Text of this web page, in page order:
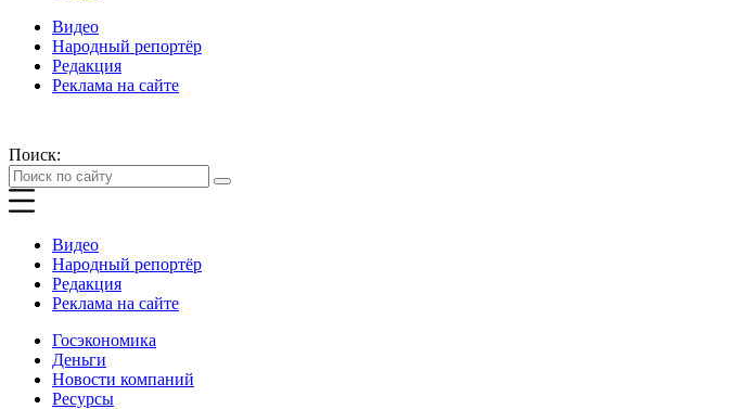
Видео
Народный репортёр
Редакция
Реклама на сайте
Поиск:
Видео
Народный репортёр
Редакция
Реклама на сайте
Госэкономика
Деньги
Новости компаний
Ресурсы